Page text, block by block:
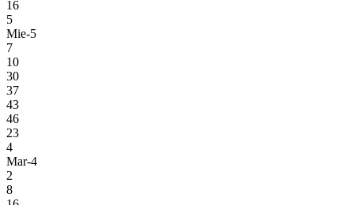
16
5
Mie-5
7
10
30
37
43
46
23
4
Mar-4
2
8